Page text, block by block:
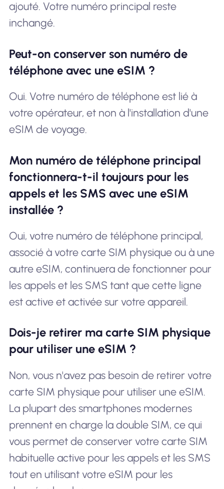
ajouté. Votre numéro principal reste
inchangé.
Peut-on conserver son numéro de
téléphone avec une eSIM ?
Oui. Votre numéro de téléphone est lié à
votre opérateur, et non à l'installation d'une
eSIM de voyage.
Mon numéro de téléphone principal
fonctionnera-t-il toujours pour les
appels et les SMS avec une eSIM
installée ?
Oui, votre numéro de téléphone principal,
associé à votre carte SIM physique ou à une
autre eSIM, continuera de fonctionner pour
les appels et les SMS tant que cette ligne
est active et activée sur votre appareil.
Dois-je retirer ma carte SIM physique
pour utiliser une eSIM ?
Non, vous n'avez pas besoin de retirer votre
carte SIM physique pour utiliser une eSIM.
La plupart des smartphones modernes
prennent en charge la double SIM, ce qui
vous permet de conserver votre carte SIM
habituelle active pour les appels et les SMS
tout en utilisant votre eSIM pour les